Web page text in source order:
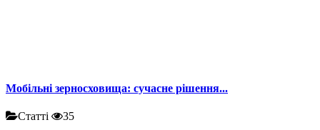
Мобільні зерносховища: сучасне рішення...
Статті 35